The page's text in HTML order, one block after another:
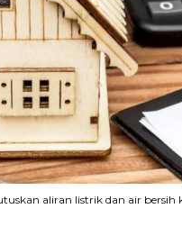
aliran listrik dan air